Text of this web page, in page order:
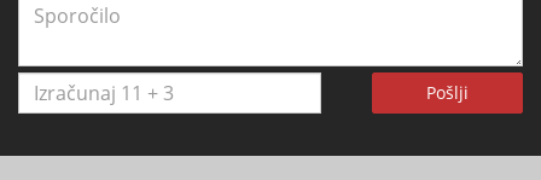
Pošlji